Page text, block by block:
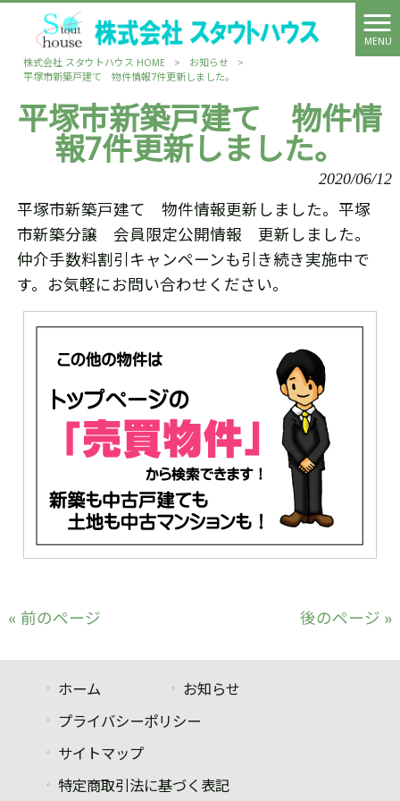
MENU
株式会社 スタウトハウス HOME
> お知らせ
>
平塚市新築戸建て 物件情報7件更新しました。
平塚市新築戸建て 物件情
報7件更新しました。
2020/06/12
平塚市新築戸建て 物件情報更新しました。平塚
市新築分譲 会員限定公開情報 更新しました。
仲介手数料割引キャンペーンも引き続き実施中で
す。お気軽にお問い合わせください。
« 前のページ 後のページ »
ホーム
お知らせ
プライバシーポリシー
サイトマップ
特定商取引法に基づく表記